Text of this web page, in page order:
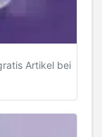
Artikel bei